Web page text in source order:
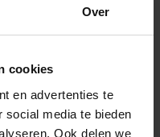
Over
cookies
en advertenties te
social media te bieden
Ook delen we
+